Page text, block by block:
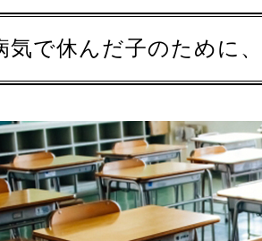
気で休んだ子のために